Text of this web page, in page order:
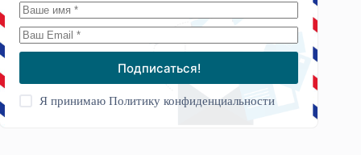
Подписаться!
Я принимаюПолитику конфиденциальности